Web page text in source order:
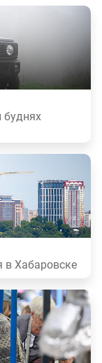
буднях
в Хабаровске